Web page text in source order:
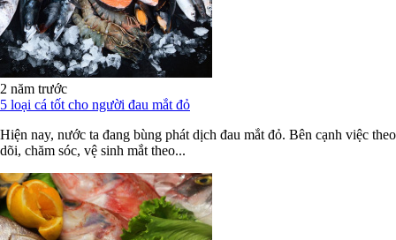
2 năm trước
5 loại cá tốt cho người đau mắt đỏ
Hiện nay, nước ta đang bùng phát dịch đau mắt đỏ. Bên cạnh việc theo
dõi, chăm sóc, vệ sinh mắt theo...